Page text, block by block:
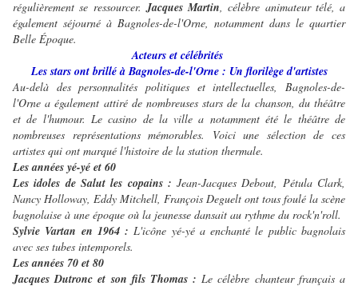
régulièrement se ressourcer.Jacques Martin, célèbre animateur télé, a
également séjourné à Bagnoles-de-l'Orne, notamment dans le quartier
Belle Époque.
Acteurs et célébrités
Les stars ont brillé à Bagnoles-de-l'Orne : Un florilège d'artistes
Au-delà des personnalités politiques et intellectuelles, Bagnoles-de-
l'Orne a également attiré de nombreuses stars de la chanson, du théâtre
et de l'humour. Le casino de la ville a notamment été le théâtre de
nombreuses représentations mémorables. Voici une sélection de ces
artistes qui ont marqué l'histoire de la station thermale.
Les années yé-yé et 60
Les idoles de Salut les copains : Jean-Jacques Debout, Pétula Clark,
Nancy Holloway, Eddy Mitchell, François Deguelt ont tous foulé la scène
bagnolaise à une époque où la jeunesse dansait au rythme du rock'n'roll.
Sylvie Vartan en 1964 : L'icône yé-yé a enchanté le public bagnolais
avec ses tubes intemporels.
Les années 70 et 80
Jacques Dutronc et son fils Thomas : Le célèbre chanteur français a